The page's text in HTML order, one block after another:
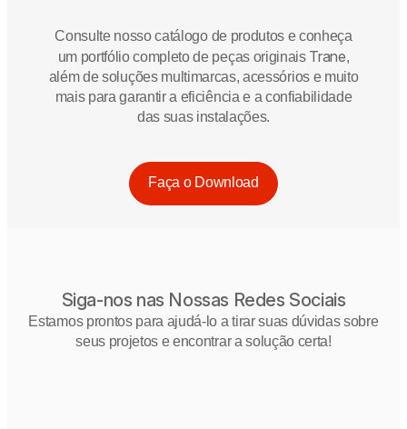
Consulte nosso catálogo de produtos e conheça
um portfólio completo de peças originais Trane,
além de soluções multimarcas, acessórios e muito
mais para garantir a eficiência e a confiabilidade
das suas instalações.
Faça o Download
Siga-nos nas Nossas Redes Sociais
Estamos prontos para ajudá-lo a tirar suas dúvidas sobre
seus projetos e encontrar a solução certa!